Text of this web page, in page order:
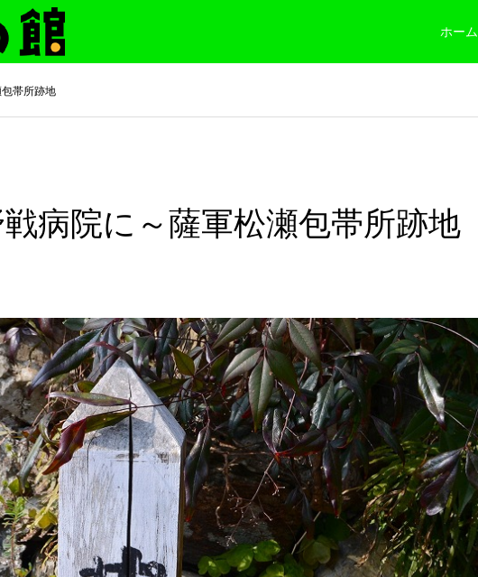
ホーム
帯所跡地
病院に～薩軍松瀬包帯所跡地